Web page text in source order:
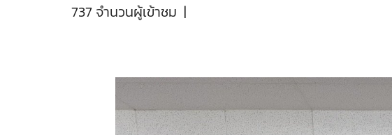
737 จำนวนผู้เข้าชม |